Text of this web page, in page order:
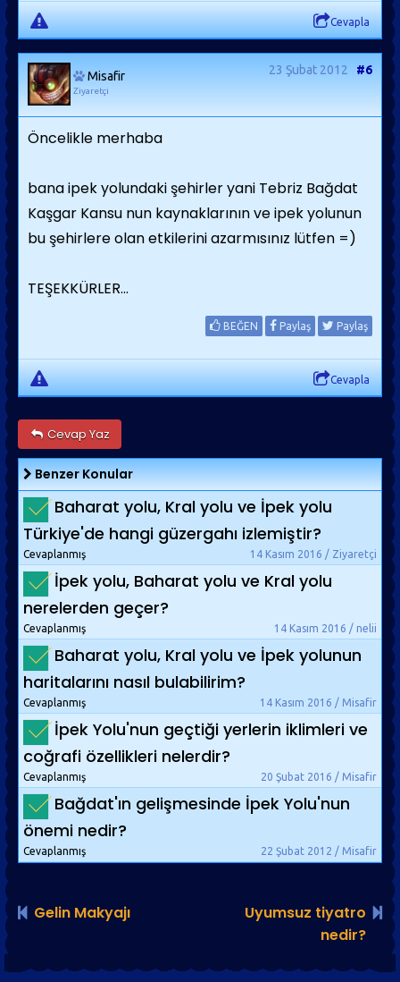
Cevapla
Misafir
Ziyaretçi
23 Şubat 2012 #6
Öncelikle merhaba
bana ipek yolundaki şehirler yani Tebriz Bağdat
Kaşgar Kansu nun kaynaklarının ve ipek yolunun
bu şehirlere olan etkilerini azarmısınız lütfen =)
TEŞEKKÜRLER...
BEĞEN Paylaş Paylaş
Cevapla
Cevap Yaz
Benzer Konular
Baharat yolu, Kral yolu ve İpek yolu
Türkiye'de hangi güzergahı izlemiştir?
14 Kasım 2016 / Ziyaretçi
Cevaplanmış
İpek yolu, Baharat yolu ve Kral yolu
nerelerden geçer?
14 Kasım 2016 / nelii
Cevaplanmış
Baharat yolu, Kral yolu ve İpek yolunun
haritalarını nasıl bulabilirim?
14 Kasım 2016 / Misafir
Cevaplanmış
İpek Yolu'nun geçtiği yerlerin iklimleri ve
coğrafi özellikleri nelerdir?
20 Şubat 2016 / Misafir
Cevaplanmış
Bağdat'ın gelişmesinde İpek Yolu'nun
önemi nedir?
22 Şubat 2012 / Misafir
Cevaplanmış
Gelin Makyajı
Uyumsuz tiyatro
nedir?